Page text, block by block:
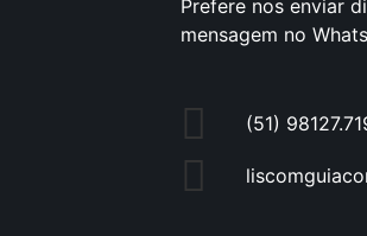
Prefere nos enviar
mensagem no
(51)